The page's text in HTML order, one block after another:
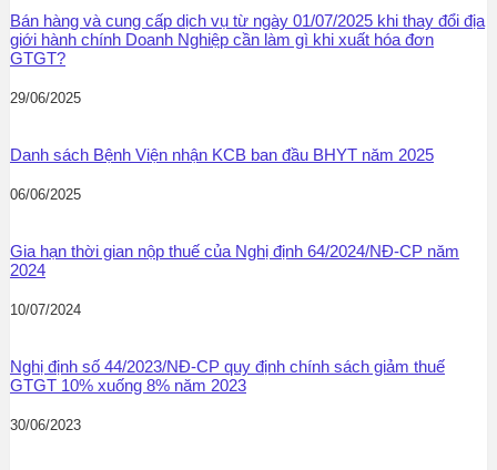
Bán hàng và cung cấp dịch vụ từ ngày 01/07/2025 khi thay đổi địa
giới hành chính Doanh Nghiệp cần làm gì khi xuất hóa đơn
GTGT?
29/06/2025
Danh sách Bệnh Viện nhận KCB ban đầu BHYT năm 2025
06/06/2025
Gia hạn thời gian nộp thuế của Nghị định 64/2024/NĐ-CP năm
2024
10/07/2024
Nghị định số 44/2023/NĐ-CP quy định chính sách giảm thuế
GTGT 10% xuống 8% năm 2023
30/06/2023